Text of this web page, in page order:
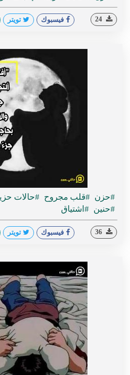
فيسبوك تويتر
#حزن #قلب مجروح #حالات
#حنين #اشتياق
فيسبوك تويتر